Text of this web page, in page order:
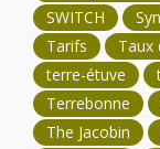
SWITCH
Tarifs
Taux
terre-étuve
Terrebonne
The Jacobin